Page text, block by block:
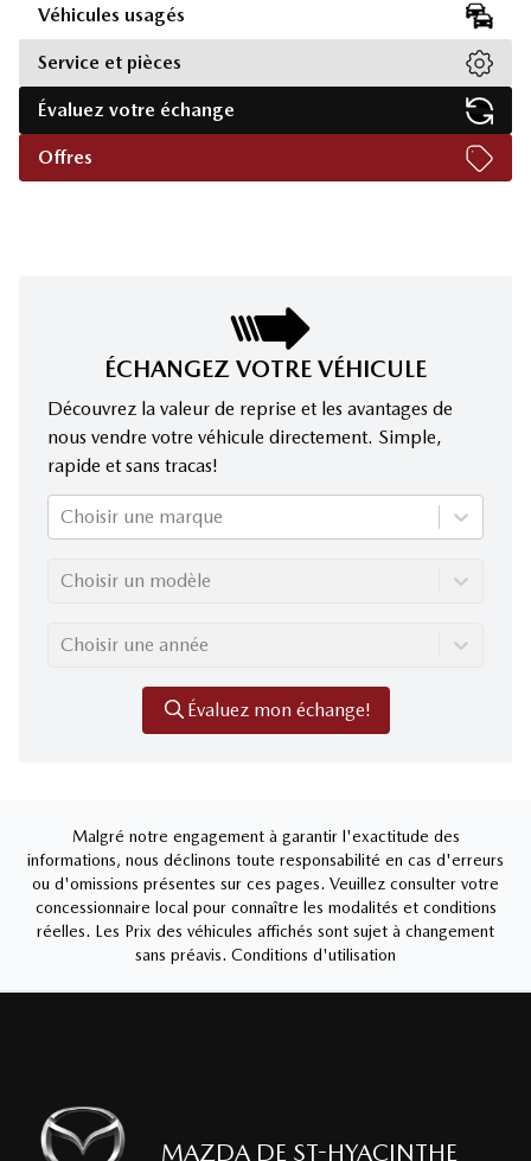
Véhicules usagés
Service et pièces
Évaluez votre échange
Offres
ÉCHANGEZ VOTRE VÉHICULE
Découvrez la valeur de reprise et les avantages de
nous vendre votre véhicule directement. Simple,
rapide et sans tracas!
Choisir une marque
Choisir un modèle
Choisir une année
Évaluez mon échange!
Malgré notre engagement à garantir l'exactitude des
informations, nous déclinons toute responsabilité en cas d'erreurs
ou d'omissions présentes sur ces pages. Veuillez consulter votre
concessionnaire local pour connaître les modalités et conditions
réelles. Les Prix des véhicules affichés sont sujet à changement
sans préavis. Conditions d'utilisation
MAZDA DE ST-HYACINTHE